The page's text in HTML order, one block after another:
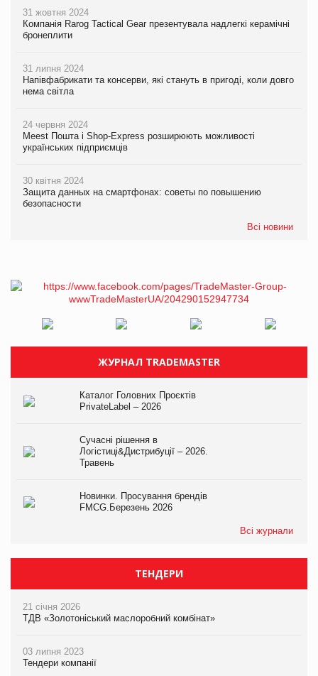
31 жовтня 2024
Компанія Rarog Tactical Gear презентувала надлегкі керамічні
бронеплити
31 липня 2024
Напівфабрикати та консерви, які стануть в пригоді, коли довго
нема світла
24 червня 2024
Meest Пошта і Shop-Express розширюють можливості
українських підприємців
30 квітня 2024
Защита данных на смартфонах: советы по повышению
безопасности
Всі новини
ЖУРНАЛ TRADEMASTER
Каталог Головних Проєктів
PrivateLabel – 2026
Сучасні рішення в
Логістиці&Дистрибуції – 2026.
Травень
Новинки. Просування брендів
FMCG.Березень 2026
Всі журнали
ТЕНДЕРИ
21 січня 2026
ТДВ «Золотоніський маслоробний комбінат»
03 липня 2023
Тендери компанії